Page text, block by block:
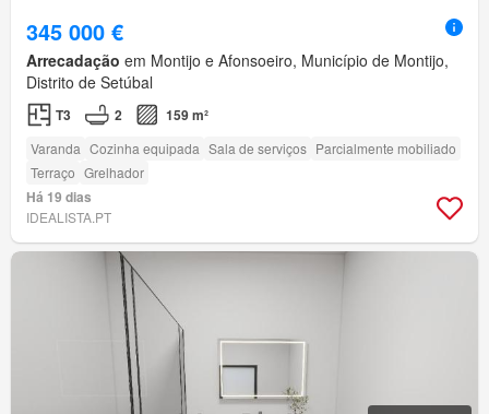
345 000 €
Arrecadação em Montijo e Afonsoeiro, Município de Montijo,
Distrito de Setúbal
T3 2 159 m²
Varanda Cozinha equipada Sala de serviços Parcialmente mobiliado
Terraço Grelhador
Há 19 dias
IDEALISTA.PT